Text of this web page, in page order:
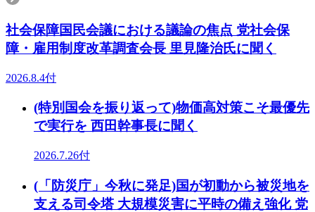
社会保障国民会議における議論の焦点 党社会保
障・雇用制度改革調査会長 里見隆治氏に聞く
2026.8.4付
(特別国会を振り返って)物価高対策こそ最優先
で実行を 西田幹事長に聞く
2026.7.26付
(「防災庁」今秋に発足)国が初動から被災地を
支える司令塔 大規模災害に平時の備え強化 党